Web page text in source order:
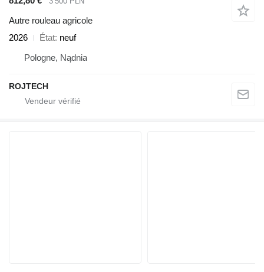
Autre rouleau agricole
2026
État neuf
Pologne, Nądnia
ROJTECH